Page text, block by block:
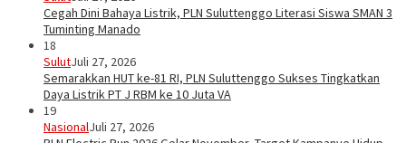
Cegah Dini Bahaya Listrik, PLN Suluttenggo Literasi Siswa SMAN 3
Tuminting Manado
18
SulutJuli 27, 2026
Semarakkan HUT ke-81 RI, PLN Suluttenggo Sukses Tingkatkan
Daya Listrik PT J RBM ke 10 Juta VA
19
NasionalJuli 27, 2026